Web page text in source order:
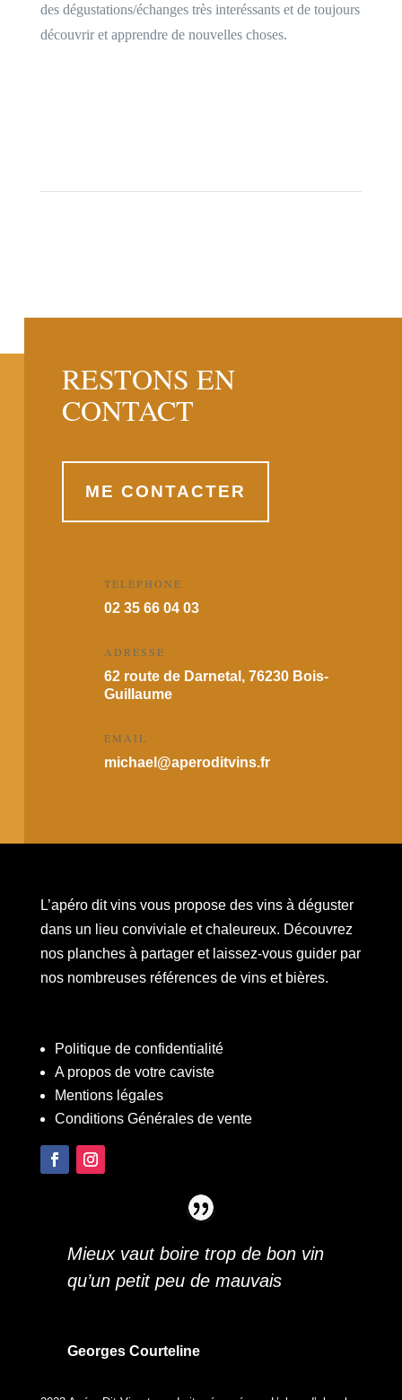
des dégustations/échanges très interéssants et de toujours
découvrir et apprendre de nouvelles choses.
RESTONS EN
CONTACT
ME CONTACTER
TÉLÉPHONE
02 35 66 04 03
ADRESSE
62 route de Darnetal, 76230 Bois-
Guillaume
EMAIL
michael@aperoditvins.fr
L’apéro dit vins vous propose des vins à déguster
dans un lieu conviviale et chaleureux. Découvrez
nos planches à partager et laissez-vous guider par
nos nombreuses références de vins et bières.
Politique de confidentialité
A propos de votre caviste
Mentions légales
Conditions Générales de vente
Mieux vaut boire trop de bon vin
qu’un petit peu de mauvais
Georges Courteline